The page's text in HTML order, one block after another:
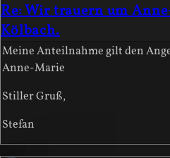
Re: Wir trauern um
Kölbach.
Meine Anteilnahme gilt den
Anne-Marie
Stiller Gruß,
Stefan